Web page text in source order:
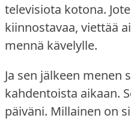
televisiota kotona.
kiinnostavaa, viettää
mennä kävelylle.
Ja sen jälkeen menen
kahdentoista aikaan.
päiväni. Millainen on